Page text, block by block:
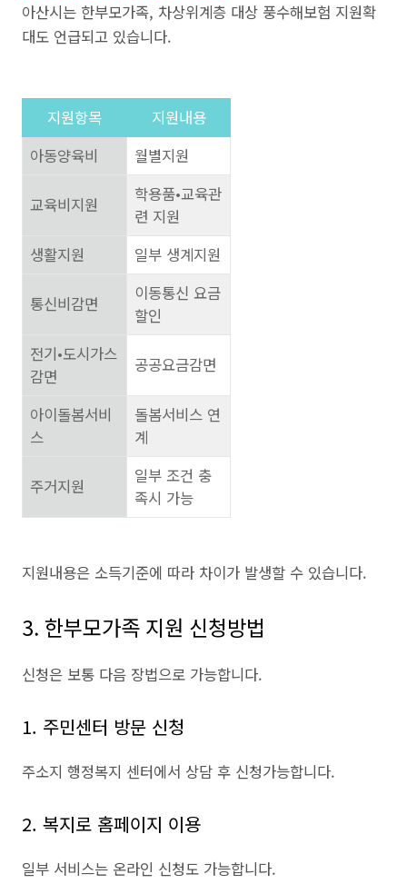
아산시는 한부모가족, 차상위계층 대상 풍수해보험 지원확
대도 언급되고 있습니다.
지원항목
지원내용
아동양육비
월별지원
교육비지원
학용품•교육관
련 지원
생활지원
일부 생계지원
통신비감면
이동통신 요금
할인
전기•도시가스
감면
공공요금감면
아이돌봄서비
스
돌봄서비스 연
계
주거지원
일부 조건 충
족시 가능
지원내용은 소득기준에 따라 차이가 발생할 수 있습니다.
3. 한부모가족 지원 신청방법
신청은 보통 다음 장법으로 가능합니다.
1. 주민센터 방문 신청
주소지 행정복지 센터에서 상담 후 신청가능합니다.
2. 복지로 홈페이지 이용
일부 서비스는 온라인 신청도 가능합니다.